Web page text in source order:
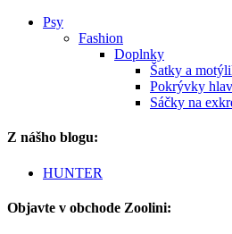
Psy
Fashion
Doplnky
Šatky a
Pokrývky
Sáčky na
Z nášho blogu:
HUNTER
Objavte v obchode Zoolini: